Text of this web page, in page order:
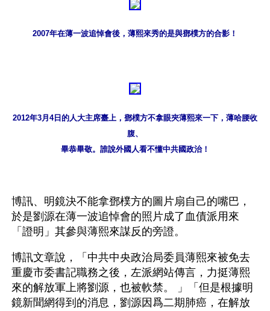
2007年在薄一波追悼會後，薄熙來秀的是與鄧樸方的合影！
2012年3月4日的人大主席臺上，鄧樸方不拿眼夾薄熙來一下，薄哈腰收
腹、
畢恭畢敬。誰說外國人看不懂中共國政治！
博訊、明鏡決不能拿鄧樸方的圖片扇自己的嘴巴，
於是劉源在薄一波追悼會的照片成了血債派用來
「證明」其參與薄熙來謀反的旁證。
博訊文章說，「中共中央政治局委員薄熙來被免去
重慶市委書記職務之後，左派網站傳言，力挺薄熙
來的解放軍上將劉源，也被軟禁。 」「但是根據明
鏡新聞網得到的消息，劉源因爲二期肺癌，在解放